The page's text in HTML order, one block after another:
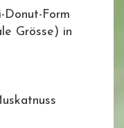
Form
Grösse) in